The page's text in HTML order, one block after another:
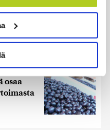
(sormenjäljen
käsitellään ja miten
milloin vain
sisällön ja mainosten
ominaisuuksien
analysoimiseen. Lisäksi
osaa